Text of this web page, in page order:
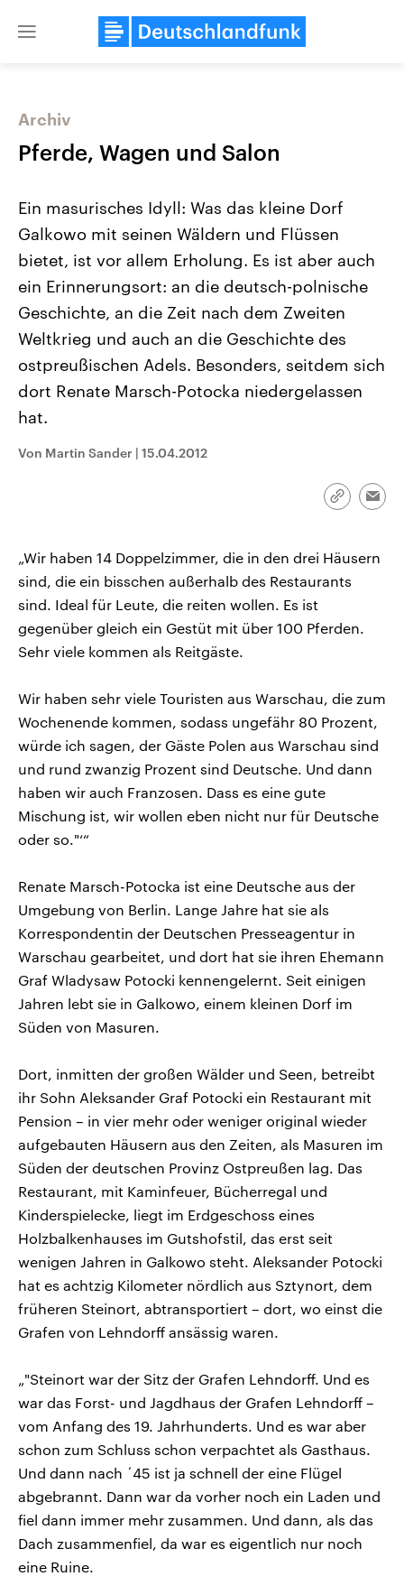
Close
Landtagswahl Sachsen-Anhalt
2026
Alle Informationen
Sachsen-Anhalt wählt am 6.
September 2026 einen neuen
Landtag. Seit 2021 wird das
Bundesland von einer Koalition aus
CDU, SPD und FDP regiert.-
Wahlprogramme, aktuelle Berichte
und Hintergründe zu den Parteien
USA
Aktuelle Beiträge,
Hintergründe
Wirtschaftlich und
gehören die Vereinigten
den mächtigsten Ländern
mit großem Einfluss auf
Sendungen Programm
Archiv
Pferde, Wagen und Salon
Ein masurisches Idyll: Was das kleine Dorf
Galkowo mit seinen Wäldern und Flüssen
bietet, ist vor allem Erholung. Es ist aber auch
ein Erinnerungsort: an die deutsch-polnische
Geschichte, an die Zeit nach dem Zweiten
Weltkrieg und auch an die Geschichte des
ostpreußischen Adels. Besonders, seitdem sich
dort Renate Marsch-Potocka niedergelassen
hat.
Von Martin Sander | 15.04.2012
Link
„Wir haben 14 Doppelzimmer, die in den drei Häusern
sind, die ein bisschen außerhalb des Restaurants
sind. Ideal für Leute, die reiten wollen. Es ist
gegenüber gleich ein Gestüt mit über 100 Pferden.
Sehr viele kommen als Reitgäste.
Wir haben sehr viele Touristen aus Warschau, die zum
Wochenende kommen, sodass ungefähr 80 Prozent,
würde ich sagen, der Gäste Polen aus Warschau sind
und rund zwanzig Prozent sind Deutsche. Und dann
haben wir auch Franzosen. Dass es eine gute
Mischung ist, wir wollen eben nicht nur für Deutsche
oder so."‘“
Renate Marsch-Potocka ist eine Deutsche aus der
Umgebung von Berlin. Lange Jahre hat sie als
Korrespondentin der Deutschen Presseagentur in
Warschau gearbeitet, und dort hat sie ihren Ehemann
Graf Wladysaw Potocki kennengelernt. Seit einigen
Jahren lebt sie in Galkowo, einem kleinen Dorf im
Süden von Masuren.
Dort, inmitten der großen Wälder und Seen, betreibt
ihr Sohn Aleksander Graf Potocki ein Restaurant mit
Pension – in vier mehr oder weniger original wieder
aufgebauten Häusern aus den Zeiten, als Masuren im
Süden der deutschen Provinz Ostpreußen lag. Das
Restaurant, mit Kaminfeuer, Bücherregal und
Kinderspielecke, liegt im Erdgeschoss eines
Holzbalkenhauses im Gutshofstil, das erst seit
wenigen Jahren in Galkowo steht. Aleksander Potocki
hat es achtzig Kilometer nördlich aus Sztynort, dem
früheren Steinort, abtransportiert – dort, wo einst die
Grafen von Lehndorff ansässig waren.
„"Steinort war der Sitz der Grafen Lehndorff. Und es
war das Forst- und Jagdhaus der Grafen Lehndorff –
vom Anfang des 19. Jahrhunderts. Und es war aber
schon zum Schluss schon verpachtet als Gasthaus.
Und dann nach ´45 ist ja schnell der eine Flügel
abgebrannt. Dann war da vorher noch ein Laden und
fiel dann immer mehr zusammen. Und dann, als das
Dach zusammenfiel, da war es eigentlich nur noch
eine Ruine.